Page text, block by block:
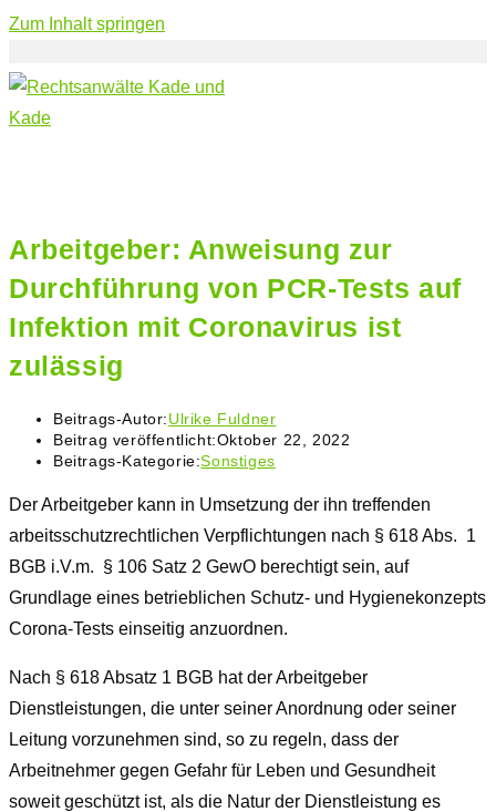
Zum Inhalt springen
Arbeitgeber: Anweisung zur
Durchführung von PCR-Tests auf
Infektion mit Coronavirus ist
zulässig
Beitrags-Autor:Ulrike Fuldner
Beitrag veröffentlicht:Oktober 22, 2022
Beitrags-Kategorie:Sonstiges
Der Arbeitgeber kann in Umsetzung der ihn treffenden
arbeitsschutzrechtlichen Verpflichtungen nach § 618 Abs. 1
BGB i.V.m. § 106 Satz 2 GewO berechtigt sein, auf
Grundlage eines betrieblichen Schutz- und Hygienekonzepts
Corona-Tests einseitig anzuordnen.
Nach § 618 Absatz 1 BGB hat der Arbeitgeber
Dienstleistungen, die unter seiner Anordnung oder seiner
Leitung vorzunehmen sind, so zu regeln, dass der
Arbeitnehmer gegen Gefahr für Leben und Gesundheit
soweit geschützt ist, als die Natur der Dienstleistung es